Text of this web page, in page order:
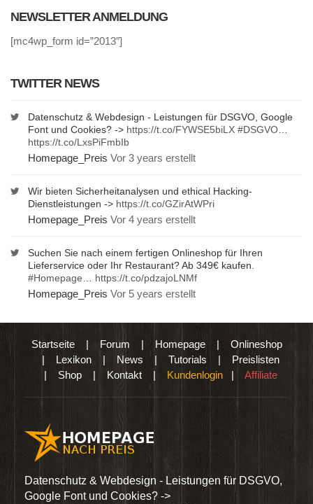
NEWSLETTER ANMELDUNG
[mc4wp_form id=”2013″]
TWITTER NEWS
Datenschutz & Webdesign - Leistungen für DSGVO, Google
Font und Cookies? -> https://t.co/FYWSE5biLX #DSGVO
https://t.co/LxsPiFmbIb
Homepage_Preis Vor 3 years erstellt
Wir bieten Sicherheitanalysen und ethical Hacking-
Dienstleistungen -> https://t.co/GZirAtWPri
Homepage_Preis Vor 4 years erstellt
Suchen Sie nach einem fertigen Onlineshop für Ihren
Lieferservice oder Ihr Restaurant? Ab 349€ kaufen.
#Homepage
https://t.co/pdzajoLNMf
Homepage_Preis Vor 5 years erstellt
Startseite| Forum | Homepage| Onlineshop
| Lexikon |News | Tutorials | Preislisten
| Shop | Kontakt | Kundenlogin | Affiliate
Datenschutz & Webdesign - Leistungen für DSGVO,
Google Font und Cookies? ->